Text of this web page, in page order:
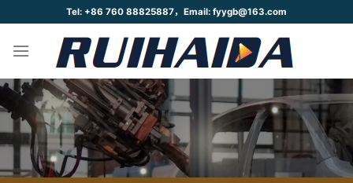
到
Tel: +86 760 88825887，Email: fyygb@163.com